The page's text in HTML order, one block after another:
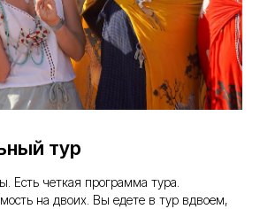
тур
Есть четкая программа тура.
на двоих. Вы едете в тур вдвоем,
миру
Реестр
4 717 885
Компания
О нас
Отзывы